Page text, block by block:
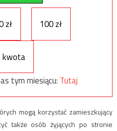
zł 100 zł
kwota
tym miesiącu: Tutaj
mogą korzystać zamieszkujący
także osób żyjących po stronie